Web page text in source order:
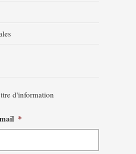
d'information
*